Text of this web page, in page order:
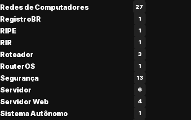
Redes de Computadores 27
RegistroBR 1
RIPE 1
RIR 1
Roteador 3
RouterOS 1
Segurança 13
Servidor 6
Servidor Web 4
Sistema Autônomo 1